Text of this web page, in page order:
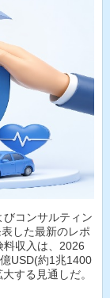
コンサルティン
した最新のレポ
料収入は、2026
USD(約1兆1400
する見通しだ。